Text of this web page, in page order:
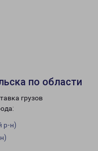
по области
грузов
р-н)